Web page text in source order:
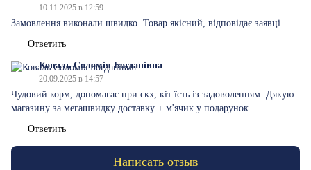
10.11.2025 в 12:59
Замовлення виконали швидко. Товар якісний, відповідає заявці
Ответить
Коваль Соломія Богданівна
20.09.2025 в 14:57
Чудовий корм, допомагає при скх, кіт їсть із задоволенням. Дякую
магазину за мегашвидку доставку + м'ячик у подарунок.
Ответить
Написать отзыв